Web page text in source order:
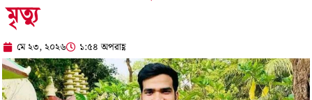
মৃত্যু
মে ২৩, ২০২৬ ১:৫৪ অপরাহ্ণ